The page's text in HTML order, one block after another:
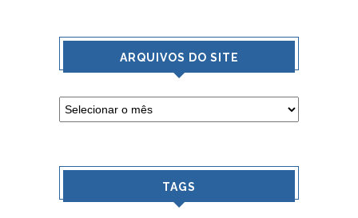
ARQUIVOS DO SITE
TAGS